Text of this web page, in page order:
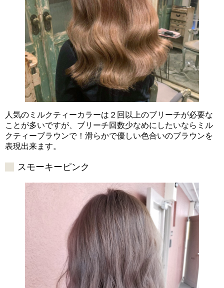
人気のミルクティーカラーは２回以上のブリーチが必要な
ことが多いですが、ブリーチ回数少なめにしたいならミル
クティーブラウンで！滑らかで優しい色合いのブラウンを
表現出来ます。
スモーキーピンク